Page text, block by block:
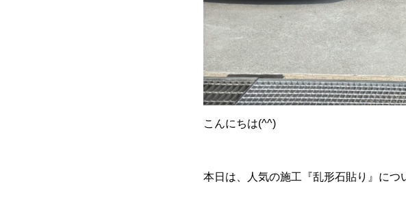
こんにちは(^^)
本日は、人気の施工『乱形石貼り』につ